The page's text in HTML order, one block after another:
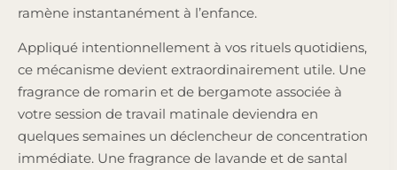
ramène instantanément à l’enfance.
Appliqué intentionnellement à vos rituels quotidiens,
ce mécanisme devient extraordinairement utile. Une
fragrance de romarin et de bergamote associée à
votre session de travail matinale deviendra en
quelques semaines un déclencheur de concentration
immédiate. Une fragrance de lavande et de santal